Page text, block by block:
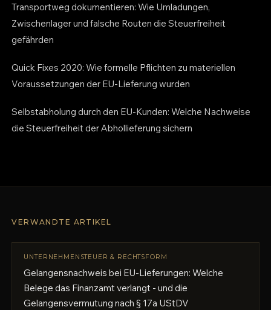
Transportweg dokumentieren: Wie Umladungen,
Zwischenlager und falsche Routen die Steuerfreiheit
gefährden
Quick Fixes 2020: Wie formelle Pflichten zu materiellen
Voraussetzungen der EU-Lieferung wurden
Selbstabholung durch den EU-Kunden: Welche Nachweise
die Steuerfreiheit der Abhollieferung sichern
VERWANDTE ARTIKEL
UNTERNEHMENSTEUER & RECHTSFORM
Gelangensnachweis bei EU-Lieferungen: Welche
Belege das Finanzamt verlangt - und die
Gelangensvermutung nach § 17a UStDV